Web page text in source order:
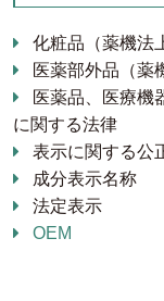
化粧品（薬機法
医薬部外品（薬
医薬品、医療機
に関する法律
表示に関する公
成分表示名称
法定表示
OEM